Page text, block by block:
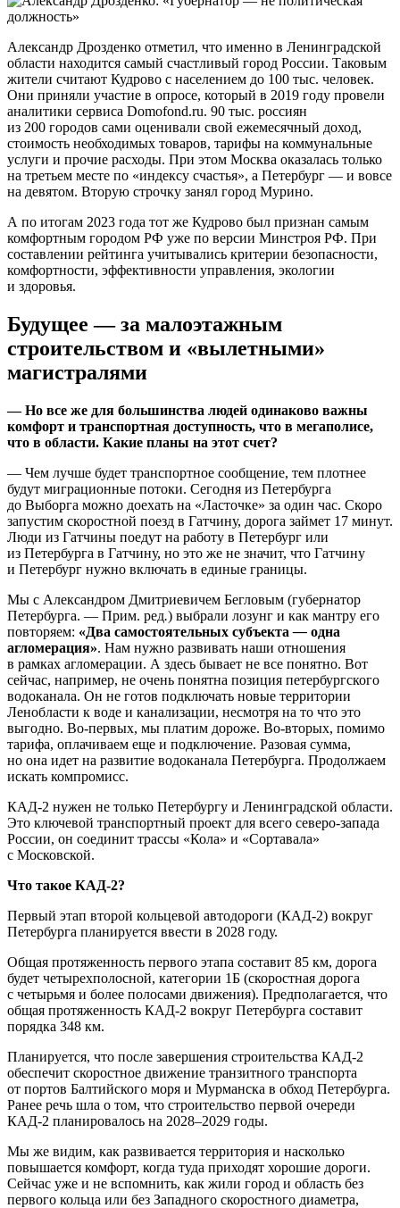
Александр Дрозденко отметил, что именно в Ленинградской
области находится самый счастливый город России. Таковым
жители считают Кудрово с населением до 100 тыс. человек.
Они приняли участие в опросе, который в 2019 году провели
аналитики сервиса Domofond.ru. 90 тыс. россиян
из 200 городов сами оценивали свой ежемесячный доход,
стоимость необходимых товаров, тарифы на коммунальные
услуги и прочие расходы. При этом Москва оказалась только
на третьем месте по «индексу счастья», а Петербург — и вовсе
на девятом. Вторую строчку занял город Мурино.
А по итогам 2023 года тот же Кудрово был признан самым
комфортным городом РФ уже по версии Минстроя РФ. При
составлении рейтинга учитывались критерии безопасности,
комфортности, эффективности управления, экологии
и здоровья.
Будущее — за малоэтажным
строительством и «вылетными»
магистралями
— Но все же для большинства людей одинаково важны
комфорт и транспортная доступность, что в мегаполисе,
что в области. Какие планы на этот счет?
— Чем лучше будет транспортное сообщение, тем плотнее
будут миграционные потоки. Сегодня из Петербурга
до Выборга можно доехать на «Ласточке» за один час. Скоро
запустим скоростной поезд в Гатчину, дорога займет 17 минут.
Люди из Гатчины поедут на работу в Петербург или
из Петербурга в Гатчину, но это же не значит, что Гатчину
и Петербург нужно включать в единые границы.
Мы с Александром Дмитриевичем Бегловым (губернатор
Петербурга. — Прим. ред.) выбрали лозунг и как мантру его
повторяем: «Два самостоятельных субъекта— одна
агломерация». Нам нужно развивать наши отношения
в рамках агломерации. А здесь бывает не все понятно. Вот
сейчас, например, не очень понятна позиция петербургского
водоканала. Он не готов подключать новые территории
Ленобласти к воде и канализации, несмотря на то что это
выгодно. Во-первых, мы платим дороже. Во-вторых, помимо
тарифа, оплачиваем еще и подключение. Разовая сумма,
но она идет на развитие водоканала Петербурга. Продолжаем
искать компромисс.
КАД-2 нужен не только Петербургу и Ленинградской области.
Это ключевой транспортный проект для всего северо-запада
России, он соединит трассы «Кола» и «Сортавала»
с Московской.
Что такое КАД-2?
Первый этап второй кольцевой автодороги (КАД-2) вокруг
Петербурга планируется ввести в 2028 году.
Общая протяженность первого этапа составит 85 км, дорога
будет четырехполосной, категории 1Б (скоростная дорога
с четырьмя и более полосами движения). Предполагается, что
общая протяженность КАД-2 вокруг Петербурга составит
порядка 348 км.
Планируется, что после завершения строительства КАД-2
обеспечит скоростное движение транзитного транспорта
от портов Балтийского моря и Мурманска в обход Петербурга.
Ранее речь шла о том, что строительство первой очереди
КАД-2 планировалось на 2028–2029 годы.
Мы же видим, как развивается территория и насколько
повышается комфорт, когда туда приходят хорошие дороги.
Сейчас уже и не вспомнить, как жили город и область без
первого кольца или без Западного скоростного диаметра,